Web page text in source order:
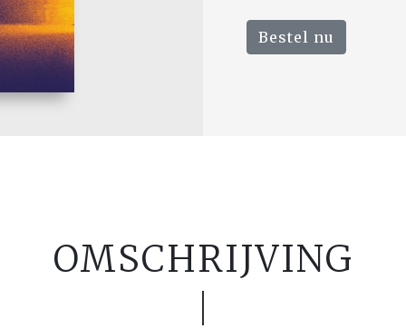
Bestel nu
OMSCHRIJVING